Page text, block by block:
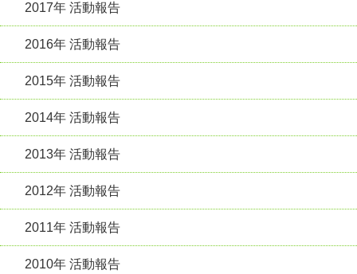
2017年 活動報告
2016年 活動報告
2015年 活動報告
2014年 活動報告
2013年 活動報告
2012年 活動報告
2011年 活動報告
2010年 活動報告